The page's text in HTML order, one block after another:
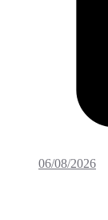
06/08/2026